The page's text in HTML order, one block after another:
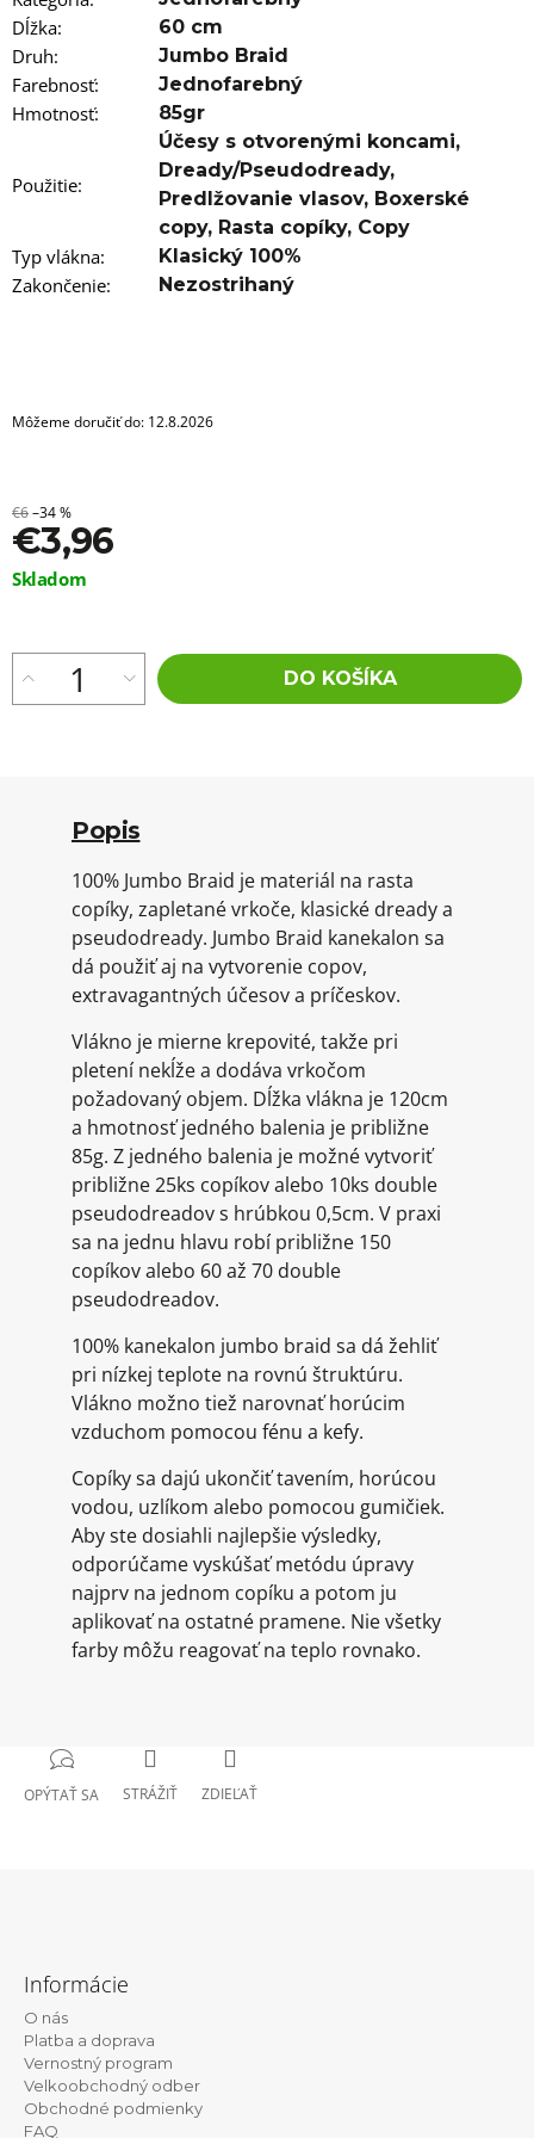
Dĺžka: 60 cm
Druh: Jumbo Braid
Farebnosť: Jednofarebný
Hmotnosť: 85gr
Použitie:
Účesy s otvorenými koncami,
Dready/Pseudodready,
Predlžovanie vlasov, Boxerské
copy, Rasta copíky, Copy
Typ vlákna: Klasický 100%
Zakončenie: Nezostrihaný
Môžeme doručiť do: 12.8.2026
€6–34 %
€3,96
Jednotková
Skladom
DO KOŠÍKA
Popis
100% Jumbo Braid je materiál na rasta
copíky, zapletané vrkoče, klasické dready a
pseudodready. Jumbo Braid kanekalon sa
dá použiť aj na vytvorenie copov,
extravagantných účesov a príčeskov.
Vlákno je mierne krepovité, takže pri
pletení nekĺže a dodáva vrkočom
požadovaný objem. Dĺžka vlákna je 120cm
a hmotnosť jedného balenia je približne
85g. Z jedného balenia je možné vytvoriť
približne 25ks copíkov alebo 10ks double
pseudodreadov s hrúbkou 0,5cm. V praxi
sa na jednu hlavu robí približne 150
copíkov alebo 60 až 70 double
pseudodreadov.
100% kanekalon jumbo braid sa dá žehliť
pri nízkej teplote na rovnú štruktúru.
Vlákno možno tiež narovnať horúcim
vzduchom pomocou fénu a kefy.
Copíky sa dajú ukončiť tavením, horúcou
vodou, uzlíkom alebo pomocou gumičiek.
Aby ste dosiahli najlepšie výsledky,
odporúčame vyskúšať metódu úpravy
najprv na jednom copíku a potom ju
aplikovať na ostatné pramene. Nie všetky
farby môžu reagovať na teplo rovnako.
OPÝTAŤ SA STRÁŽIŤ ZDIEĽAŤ
m
100%
EZ
18S
€6
Informácie
O nás
Platba a doprava
Vernostný program
Velkoobchodný odber
Obchodné podmienky
FAQ